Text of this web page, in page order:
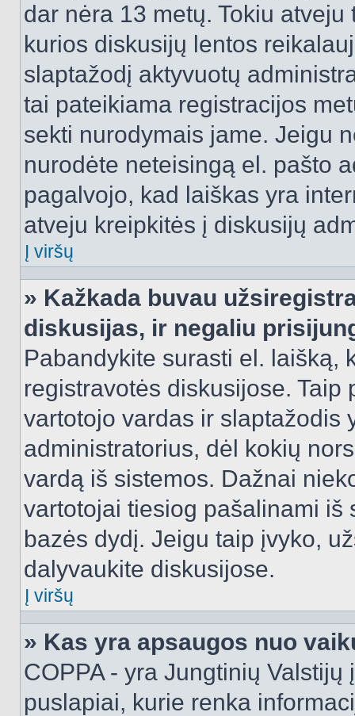
dar nėra 13 metų. Tokiu
kurios diskusijų lentos
slaptažodį aktyvuotų
tai pateikiama registracijos
sekti nurodymais jame. Jeigu
nurodėte neteisingą el. pašto
pagalvojo, kad laiškas yra
atveju kreipkitės į diskusijų
Į viršų
» Kažkada buvau
diskusijas, ir negaliu
Pabandykite surasti el. laišką,
registravotės diskusijose.
vartotojo vardas ir slaptažodis
administratorius, dėl kokių
vardą iš sistemos. Dažnai
vartotojai tiesiog pašalinami iš
bazės dydį. Jeigu taip įvyko,
dalyvaukite diskusijose.
Į viršų
» Kas yra apsaugos nuo
COPPA - yra Jungtinių
puslapiai, kurie renka